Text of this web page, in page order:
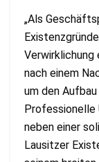
„Als
Verwirklichung
nach einem
um den
Professionelle
neben einer
Lausitzer